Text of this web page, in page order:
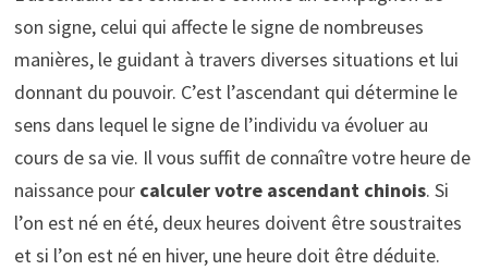
son signe, celui qui affecte le signe de nombreuses
manières, le guidant à travers diverses situations et lui
donnant du pouvoir. C’est l’ascendant qui détermine le
sens dans lequel le signe de l’individu va évoluer au
cours de sa vie. Il vous suffit de connaître votre heure de
naissance pour calculer votre ascendant chinois. Si
l’on est né en été, deux heures doivent être soustraites
et si l’on est né en hiver, une heure doit être déduite.